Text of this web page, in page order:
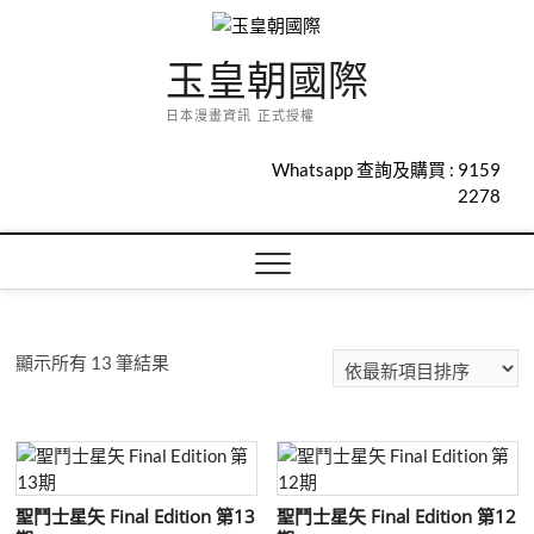
玉皇朝國際
日本漫畫資訊 正式授權
Whatsapp 查詢及購買 : 9159
2278
顯示所有 13 筆結果
項
目
排
序
聖鬥士星矢 Final Edition 第13
聖鬥士星矢 Final Edition 第12